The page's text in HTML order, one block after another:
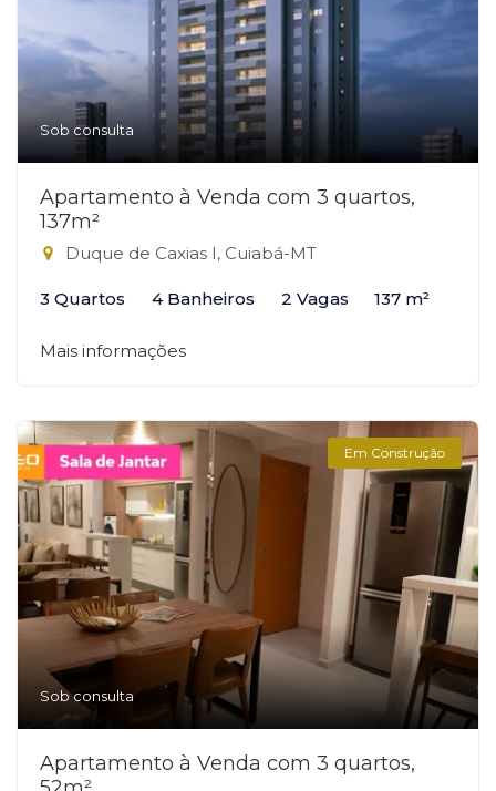
Sob consulta
Apartamento à Venda com 3 quartos,
137m²
Duque de Caxias I, Cuiabá-MT
3 Quartos 4 Banheiros 2 Vagas 137 m²
Mais informações
Em Construção
Sob consulta
Apartamento à Venda com 3 quartos,